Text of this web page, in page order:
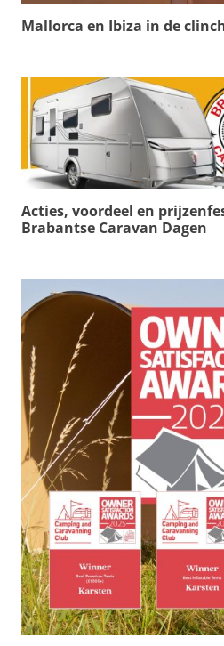
Mallorca en Ibiza in de
Acties, voordeel en
Brabantse Caravan Dagen